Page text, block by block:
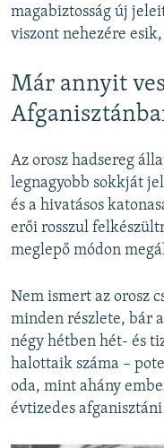
magabiztosság új
viszont nehezére
Már annyit
Az orosz hadsereg
legnagyobb sokkját
és a hivatásos
erői rosszul
meglepő módon
Nem ismert az orosz
minden részlete, bár
négy hétben hét- és
halottaik száma –
oda, mint ahány
évtizedes